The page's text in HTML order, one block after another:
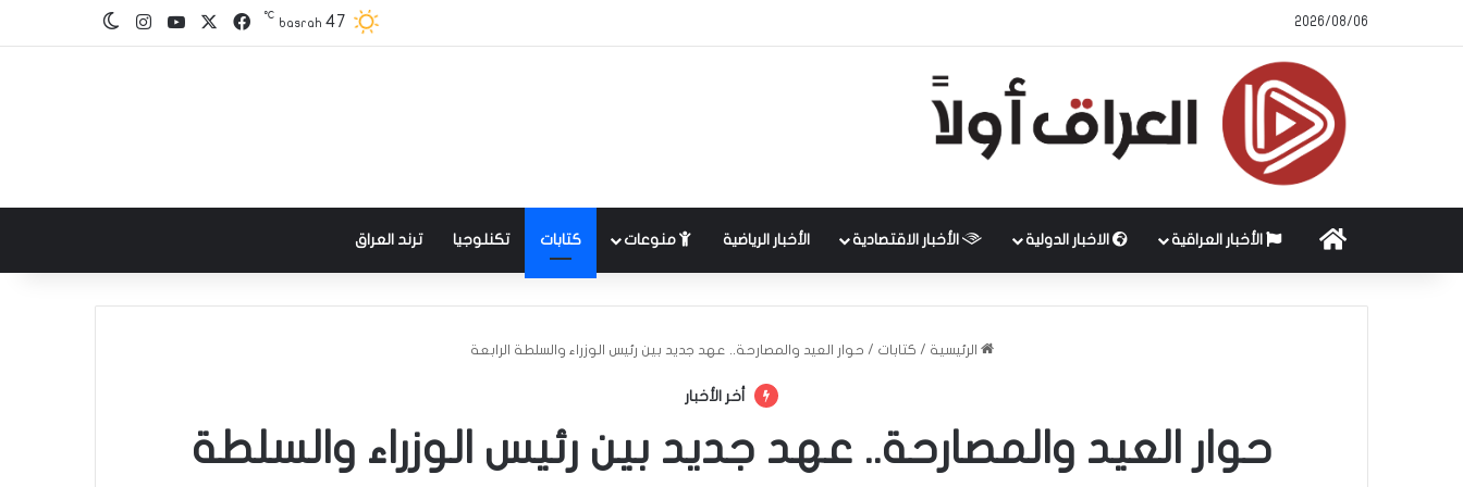
2026/08/06
basrah 47
℃ فيسبوك‫YouTube
انستقرامالوضع المظلم
الرئيسية الأخبار العراقية الاخبار الدولية الأخبار الاقتصادية الأخبار الرياضية منوعات كتابات تكنلوجيا ترند العراق
الرئيسية / كتابات / حوار العيد والمصارحة.. عهد جديد بين رئيس الوزراء والسلطة الرابعة
أخر الأخبار
حوار العيد والمصارحة.. عهد جديد بين رئيس الوزراء والسلطة